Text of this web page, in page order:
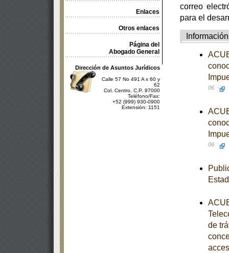
Enlaces
Otros enlaces
Página del
Abogado General
Dirección de Asuntos Jurídicos
Calle 57 No 491 A x 60 y
62
Col. Centro, C.P. 97000
Teléfono/Fax:
+52 (999) 930-0900
Extensión: 1151
correo
para el
Información
06
06
de